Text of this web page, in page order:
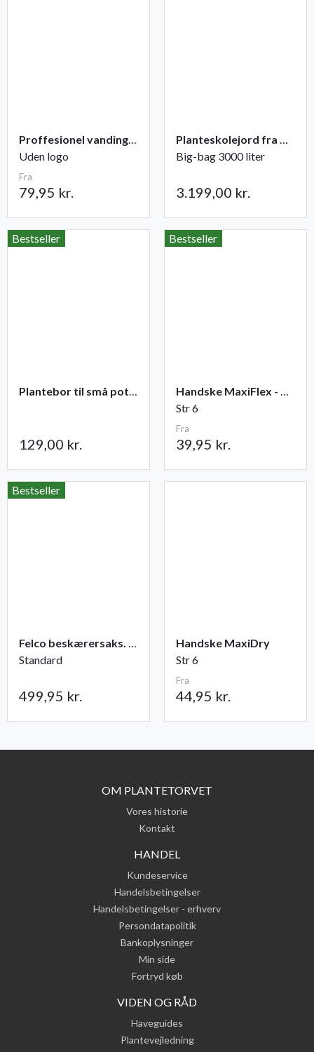
Proffesionel vandingspose 100 liter
Uden logo
Fra
79,95 kr.
Planteskolejord fra Champost
Big-bag 3000 liter
3.199,00 kr.
Bestseller
Plantebor til små potter
129,00 kr.
Bestseller
Handske MaxiFlex - Ultimate
Str 6
Fra
39,95 kr.
Bestseller
Felco beskærersaks. nr. 2
Standard
499,95 kr.
Handske MaxiDry
Str 6
Fra
44,95 kr.
OM PLANTETORVET
Vores historie
Kontakt
HANDEL
Kundeservice
Handelsbetingelser
Handelsbetingelser - erhverv
Persondatapolitik
Bankoplysninger
Min side
Fortryd køb
VIDEN OG RÅD
Haveguides
Plantevejledning